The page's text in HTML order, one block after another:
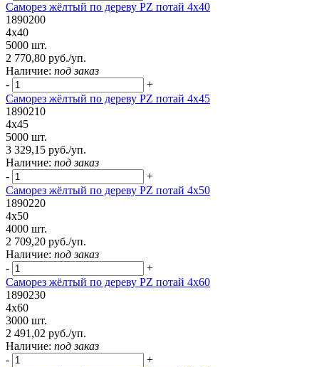
Саморез жёлтый по дереву PZ потай 4х40
1890200
4х40
5000 шт.
2 770,80 руб./уп.
Наличие: под заказ
-
+
Саморез жёлтый по дереву PZ потай 4х45
1890210
4х45
5000 шт.
3 329,15 руб./уп.
Наличие: под заказ
-
+
Саморез жёлтый по дереву PZ потай 4х50
1890220
4х50
4000 шт.
2 709,20 руб./уп.
Наличие: под заказ
-
+
Саморез жёлтый по дереву PZ потай 4х60
1890230
4х60
3000 шт.
2 491,02 руб./уп.
Наличие: под заказ
-
+